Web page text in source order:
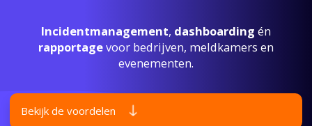
Incidentmanagement, dashboarding én
rapportagevoor bedrijven, meldkamers en
evenementen.
Bekijk de voordelen